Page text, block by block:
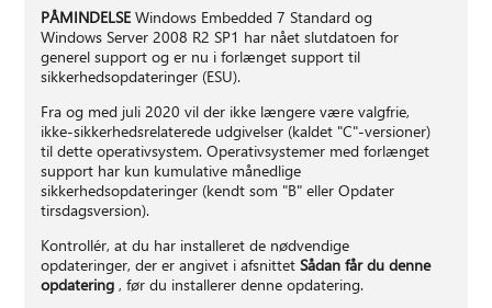
PÅMINDELSEWindows Embedded 7 Standard og
Windows Server 2008 R2 SP1 har nået slutdatoen for
generel support og er nu i forlænget support til
sikkerhedsopdateringer (ESU).
Fra og med juli 2020 vil der ikke længere være valgfrie,
ikke-sikkerhedsrelaterede udgivelser (kaldet "C"-versioner)
til dette operativsystem. Operativsystemer med forlænget
support har kun kumulative månedlige
sikkerhedsopdateringer (kendt som "B" eller Opdater
tirsdagsversion).
Kontrollér, at du har installeret de nødvendige
opdateringer, der er angivet i afsnittet Sådan får du denne
opdatering, før du installerer denne opdatering.